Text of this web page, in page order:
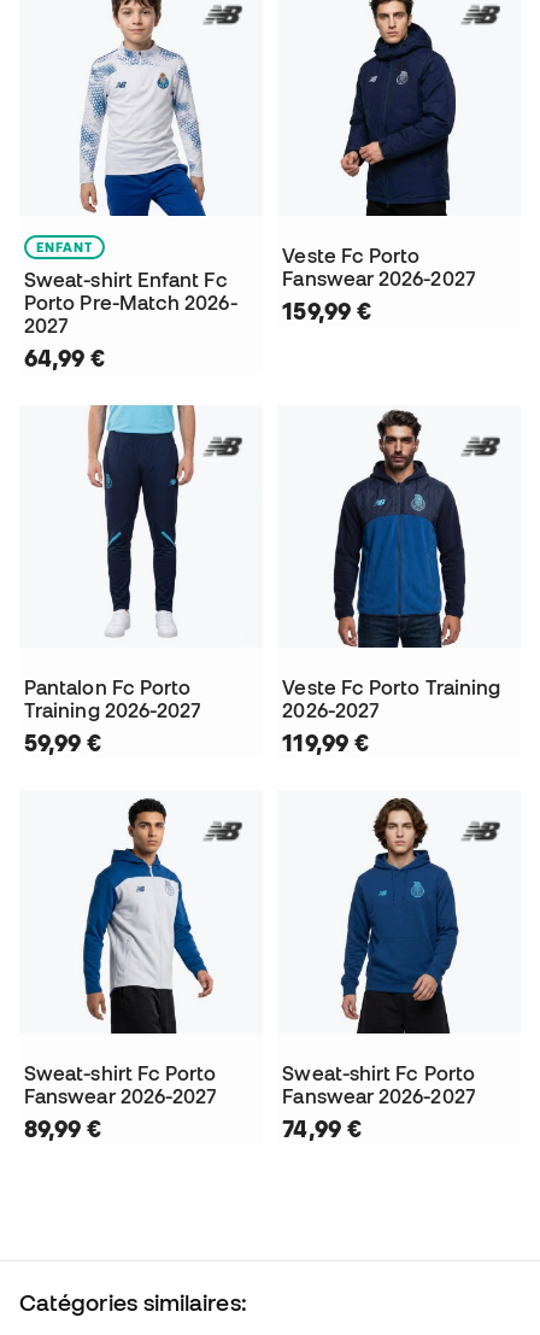
ENFANT
Sweat-shirt Enfant Fc
Porto Pre-Match 2026-
2027
64,99 €
Veste Fc Porto
Fanswear 2026-2027
159,99 €
Pantalon Fc Porto
Training 2026-2027
59,99 €
Veste Fc Porto Training
2026-2027
119,99 €
Sweat-shirt Fc Porto
Fanswear 2026-2027
89,99 €
Sweat-shirt Fc Porto
Fanswear 2026-2027
74,99 €
Catégories similaires: